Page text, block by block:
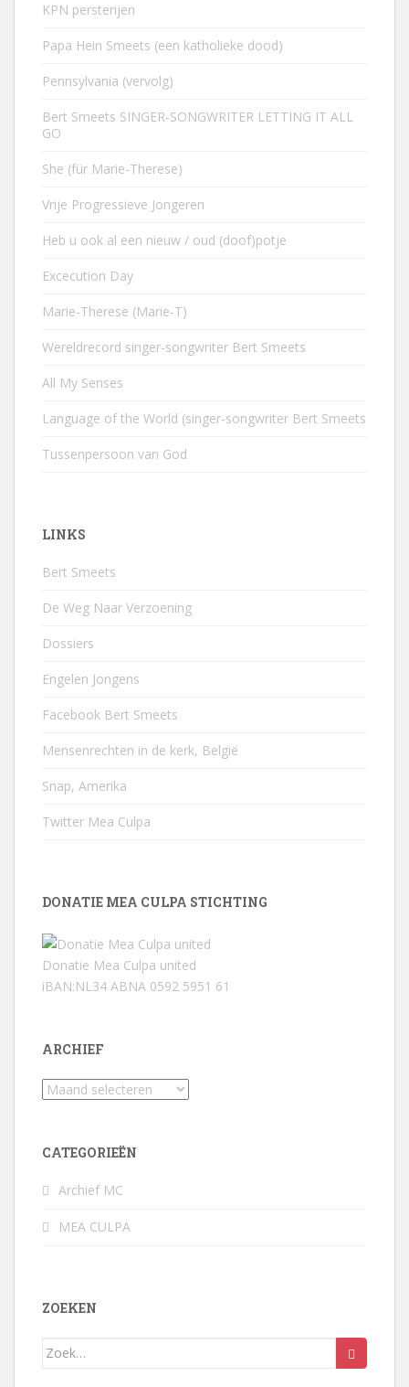
KPN persterijen
Papa Hein Smeets (een katholieke dood)
Pennsylvania (vervolg)
Bert Smeets SINGER-SONGWRITER LETTING IT ALL
GO
She (für Marie-Therese)
Vrije Progressieve Jongeren
Heb u ook al een nieuw / oud (doof)potje
Excecution Day
Marie-Therese (Marie-T)
Wereldrecord singer-songwriter Bert Smeets
All My Senses
Language of the World (singer-songwriter Bert Smeets
Tussenpersoon van God
LINKS
Bert Smeets
De Weg Naar Verzoening
Dossiers
Engelen Jongens
Facebook Bert Smeets
Mensenrechten in de kerk, België
Snap, Amerika
Twitter Mea Culpa
DONATIE MEA CULPA STICHTING
Donatie Mea Culpa united
iBAN:NL34 ABNA 0592 5951 61
ARCHIEF
Archief
CATEGORIEËN
Archief MC
MEA CULPA
ZOEKEN
Zoek